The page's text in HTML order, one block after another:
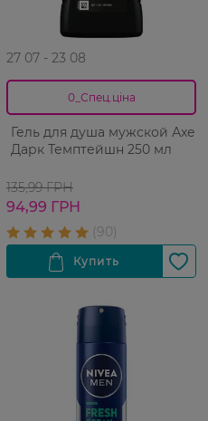
27 07 - 23 08
0_Спец.ціна
Гель для душа мужской Аxe
Дарк Темптейшн 250 мл
135,99 ГРН
94,99 ГРН